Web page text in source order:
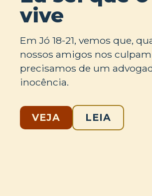
vive
Em Jó 18-21, vemos que,
nossos amigos nos
precisamos de um
inocência.
VEJA LEIA